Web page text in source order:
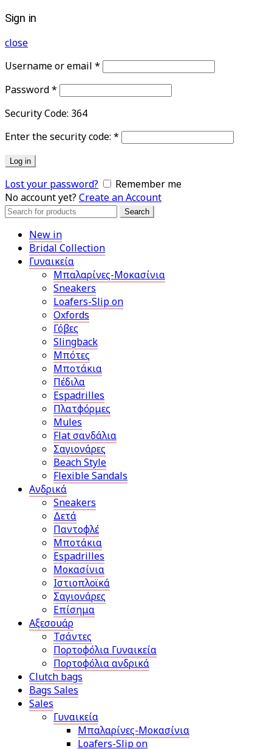
Sign in
close
Username or email *
Password*
Security Code: 364
Enter the security code: *
Log in
Lost your password?
Remember me
No account yet? Create an Account
Search
Search
New in
Bridal Collection
Γυναικεία
Μπαλαρίνες-Μοκασίνια
Sneakers
Loafers-Slip on
Oxfords
Γόβες
Slingback
Μπότες
Μποτάκια
Πέδιλα
Espadrilles
Πλατφόρμες
Mules
Flat σανδάλια
Σαγιονάρες
Beach Style
Flexible Sandals
Ανδρικά
Sneakers
Δετά
Παντοφλέ
Μποτάκια
Espadrilles
Μοκασίνια
Ιστιοπλοϊκά
Σαγιονάρες
Επίσημα
Αξεσουάρ
Τσάντες
Πορτοφόλια Γυναικεία
Πορτοφόλια ανδρικά
Clutch bags
Bags Sales
Sales
Γυναικεία
Μπαλαρίνες-Μοκασίνια
Loafers-Slip on